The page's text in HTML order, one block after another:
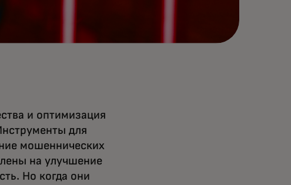
и оптимизация
для
мошеннических
на улучшение
Но когда они